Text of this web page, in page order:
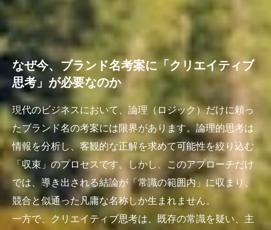
なぜ今、ブランド名考案に「クリエイティブ
思考」が必要なのか
現代のビジネスにおいて、論理（ロジック）だけに頼っ
たブランド名の考案には限界があります。論理的思考は
情報を分析し、客観的な正解を求めて可能性を絞り込む
「収束」のプロセスです。しかし、このアプローチだけ
では、導き出される結論が「常識の範囲内」に収まり、
競合と似通った凡庸な名称しか生まれません。
一方で、クリエイティブ思考は、既存の常識を疑い、主